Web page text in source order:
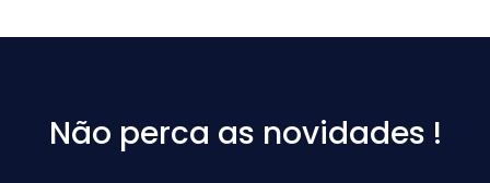
Não perca as novidades !